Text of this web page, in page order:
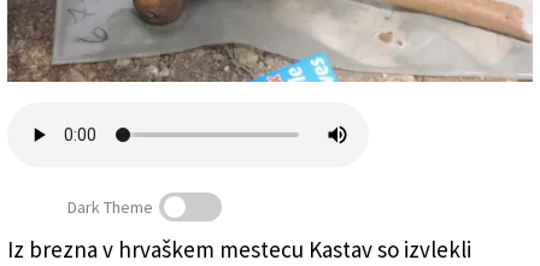
Založnik
Zadruga PD
Dark Theme
Iz brezna v hrvaškem mestecu Kastav so izvlekli